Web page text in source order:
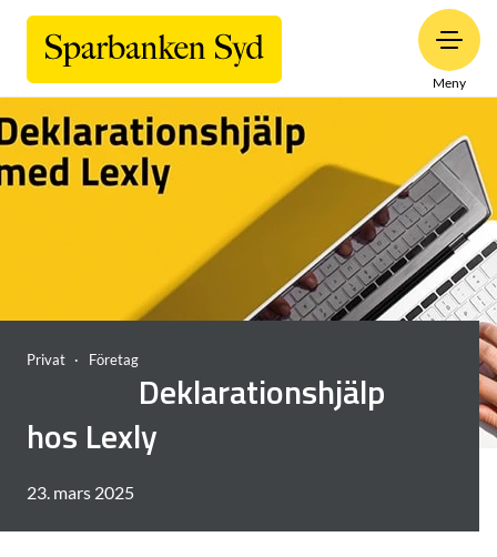
Meny
Privat Företag
Deklarationshjälp
hos Lexly
23. mars 2025